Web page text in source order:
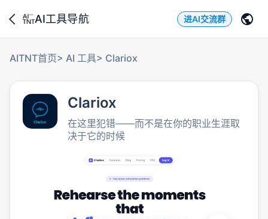
AI工具导航 进AI交流群
AITNT首页> AI 工具> Clariox
Clariox
在这里犯错——而不是在你的职业生涯取
决于它的时候